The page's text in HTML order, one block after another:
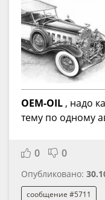
OEM-OIL , надо
тему по одному
0 0
Опубликовано:
сообщение #5711